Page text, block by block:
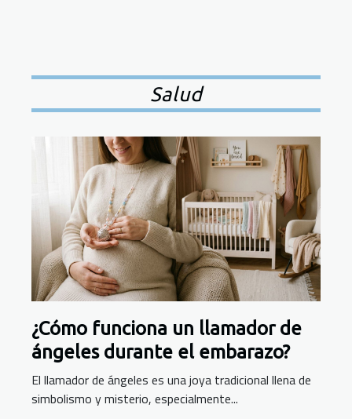
Salud
¿Cómo funciona un llamador de
ángeles durante el embarazo?
El llamador de ángeles es una joya tradicional llena de
simbolismo y misterio, especialmente...